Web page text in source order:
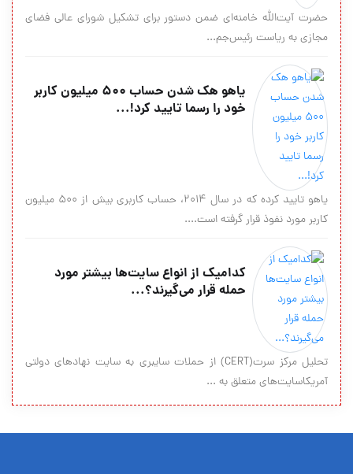
حضرت آيت‌الله خامنه‌ای ضمن دستور برای تشكيل شورای عالی فضای
مجازی به رياست رئيس‌جم...
یاهو هک شدن حساب ۵۰۰ میلیون کاربر
خود را رسما تایید کرد!...
یاهو تایید کرده که در سال ۲۰۱۴، حساب کاربری بیش از ۵۰۰ میلیون
کاربر مورد نفوذ قرار گرفته است....
کدامیک از انواع سایت‌ها بیشتر مورد
حمله قرار می‌گیرند؟...
تحلیل مرکز سرت(CERT) از حملات سایبری به سایت نهادهای دولتی
آمریکاسایت‌های متعلق به ...